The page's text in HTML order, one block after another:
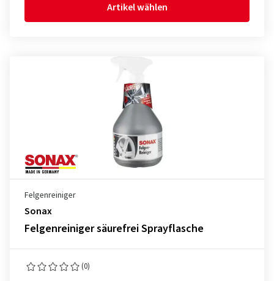
Artikel wählen
Felgenreiniger
Sonax
Felgenreiniger säurefrei Sprayflasche
(0)